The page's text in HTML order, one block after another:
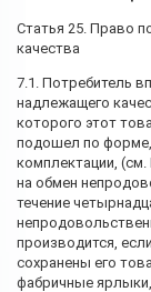
Статья 25. Право
качества
7.1. Потребитель
надлежащего
которого этот
подошел по форме,
комплектации,
на обмен
течение
производится,
сохранены его
фабричные